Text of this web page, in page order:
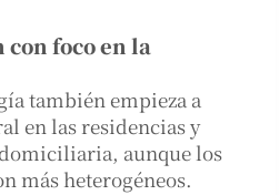
con foco en la
también empieza a
en las residencias y
aunque los
más heterogéneos.